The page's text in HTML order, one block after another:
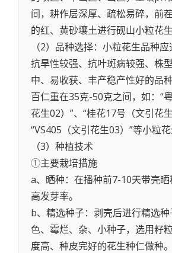
间，耕作层深厚、疏松易碎，前
的红、黄砂壤土进行砚山小粒花生
（2）品种选择：小粒花生品种应
抗旱性较强、抗叶斑病较强、株
中、易收获、丰产稳产性好的品
百仁重在35克-50克之间，如：“
花生02）”、“桂花17号（文引花生
“VS405（文引花生03）”等小粒花
（3）种植技术
①主要栽培措施
a、晒种：在播种前7-10天带壳
高发芽率。
b、精选种子：剥壳后进行精选
色、霉烂、杂、小种子，选用籽
度高、种皮完好的花生种仁做种。